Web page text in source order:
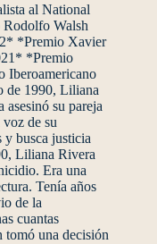
al National
Walsh
*Premio Xavier
*Premio
Iberoamericano
de 1990, Liliana
su pareja
de su
y busca justicia
Liliana Rivera
Era una
Tenía años
de la
cuantas
tomó una decisión